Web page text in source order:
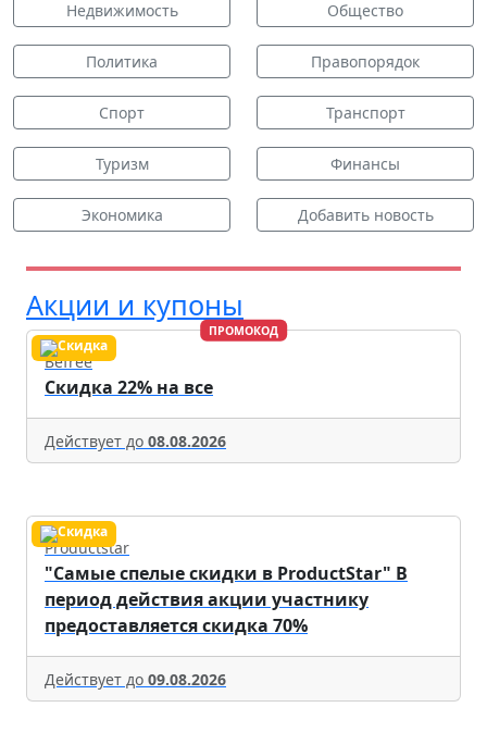
Недвижимость Общество
Политика Правопорядок
Спорт Транспорт
Туризм Финансы
Экономика Добавить новость
Акции и купоны
ПРОМОКОД
Befree
Скидка 22% на все
Действует до 08.08.2026
Productstar
"Самые спелые скидки в ProductStar" В
период действия акции участнику
предоставляется скидка 70%
Действует до 09.08.2026